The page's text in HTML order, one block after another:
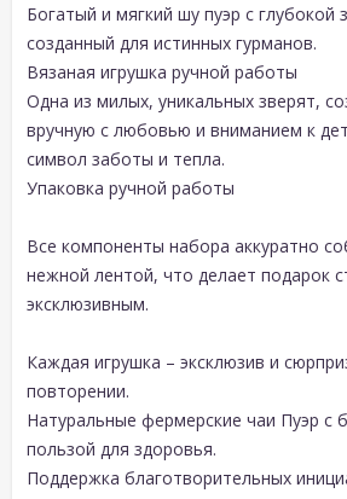
Богатый и мягкий шу пуэр с глубокой
созданный для истинных гурманов.
Вязаная игрушка ручной работы
Одна из милых, уникальных зверят,
вручную с любовью и вниманием к
символ заботы и тепла.
Упаковка ручной работы
Все компоненты набора аккуратно
нежной лентой, что делает подарок
эксклюзивным.
Каждая игрушка – эксклюзив и
повторении.
Натуральные фермерские чаи Пуэр с
пользой для здоровья.
Поддержка благотворительных